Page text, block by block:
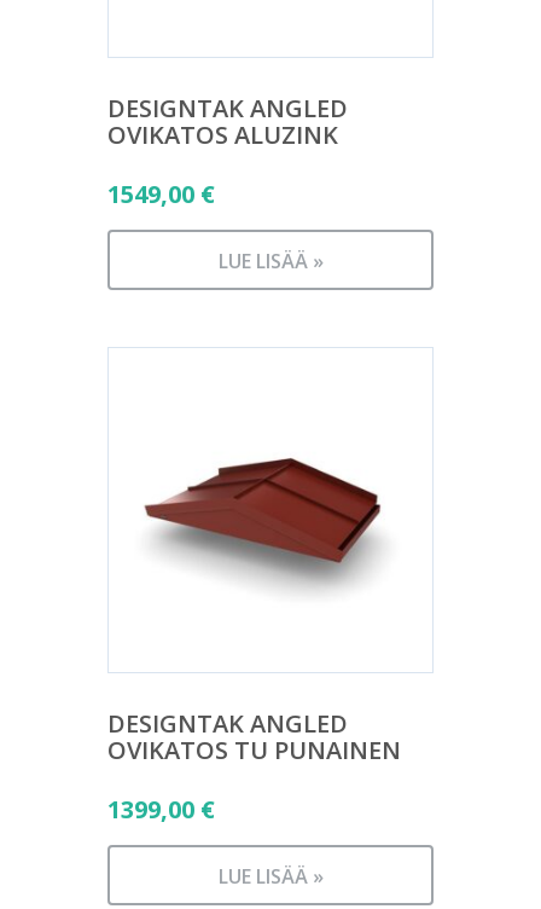
DESIGNTAK ANGLED
OVIKATOS ALUZINK
1549,00 €
LUE LISÄÄ »
DESIGNTAK ANGLED
OVIKATOS TU PUNAINEN
1399,00 €
LUE LISÄÄ »